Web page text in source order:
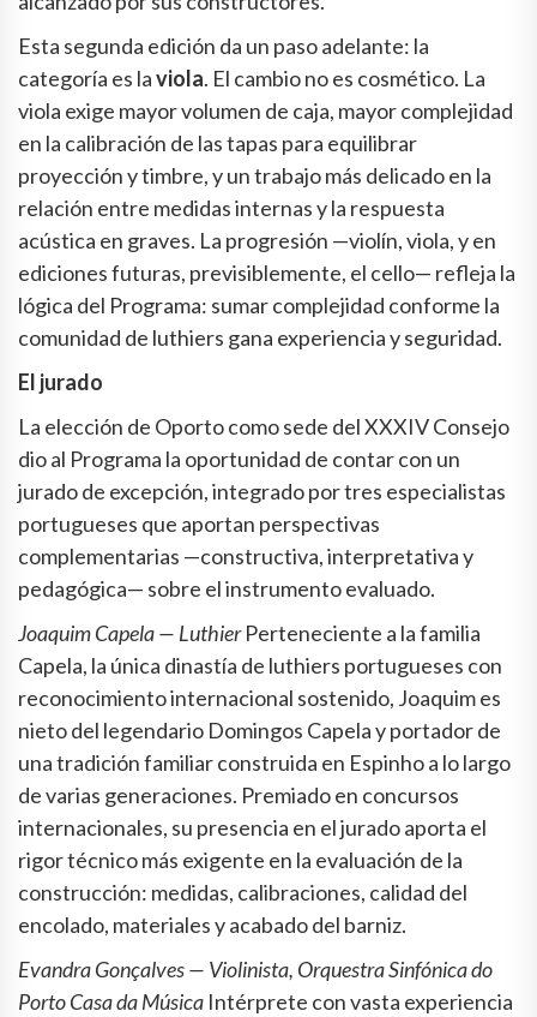
Esta segunda edición da un paso adelante: la
categoría es laviola. El cambio no es cosmético. La
viola exige mayor volumen de caja, mayor complejidad
en la calibración de las tapas para equilibrar
proyección y timbre, y un trabajo más delicado en la
relación entre medidas internas y la respuesta
acústica en graves. La progresión —violín, viola, y en
ediciones futuras, previsiblemente, el cello— refleja la
lógica del Programa: sumar complejidad conforme la
comunidad de luthiers gana experiencia y seguridad.
El jurado
La elección de Oporto como sede del XXXIV Consejo
dio al Programa la oportunidad de contar con un
jurado de excepción, integrado por tres especialistas
portugueses que aportan perspectivas
complementarias —constructiva, interpretativa y
pedagógica— sobre el instrumento evaluado.
Joaquim Capela — LuthierPerteneciente a la familia
Capela, la única dinastía de luthiers portugueses con
reconocimiento internacional sostenido, Joaquim es
nieto del legendario Domingos Capela y portador de
una tradición familiar construida en Espinho a lo largo
de varias generaciones. Premiado en concursos
internacionales, su presencia en el jurado aporta el
rigor técnico más exigente en la evaluación de la
construcción: medidas, calibraciones, calidad del
encolado, materiales y acabado del barniz.
Evandra Gonçalves — Violinista, Orquestra Sinfónica do
Porto Casa da Música Intérprete con vasta experiencia